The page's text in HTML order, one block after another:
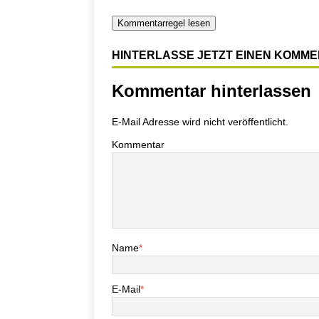
Kommentarregel lesen
HINTERLASSE JETZT EINEN
Kommentar hinterlassen
E-Mail Adresse wird nicht veröffentlicht.
Kommentar
Name*
E-Mail*